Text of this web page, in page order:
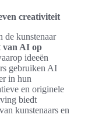
creativiteit
kunstenaar
van AI op
ideeën
gebruiken AI
in hun
en originele
biedt
kunstenaars en